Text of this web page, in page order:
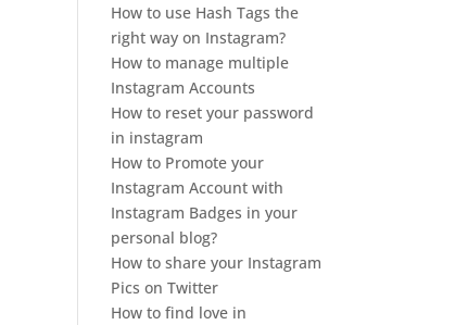
How to use Hash Tags the
right way on Instagram?
How to manage multiple
Instagram Accounts
How to reset your password
in instagram
How to Promote your
Instagram Account with
Instagram Badges in your
personal blog?
How to share your Instagram
Pics on Twitter
How to find love in